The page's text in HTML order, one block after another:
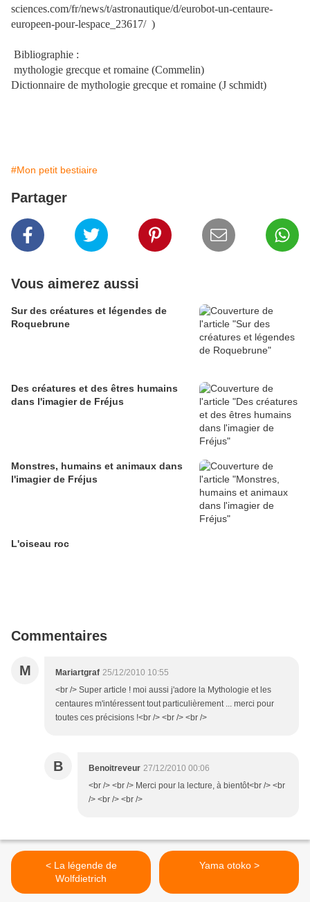
sciences.com/fr/news/t/astronautique/d/eurobot-un-centaure-
europeen-pour-lespace_23617/ )
Bibliographie :
mythologie grecque et romaine (Commelin)
Dictionnaire de mythologie grecque et romaine (J schmidt)
#Mon petit bestiaire
Partager
Vous aimerez aussi
Sur des créatures et légendes de
Roquebrune
Des créatures et des êtres humains
dans l'imagier de Fréjus
Monstres, humains et animaux dans
l'imagier de Fréjus
L'oiseau roc
Commentaires
M Mariartgraf 25/12/2010 10:55
<br /> Super article ! moi aussi j'adore la Mythologie et les
centaures m'intéressent tout particulièrement ... merci pour
toutes ces précisions !<br /> <br /> <br />
B Benoitreveur 27/12/2010 00:06
<br /> <br /> Merci pour la lecture, à bientôt<br /> <br
/> <br /> <br />
< La légende de
Wolfdietrich
Yama otoko >